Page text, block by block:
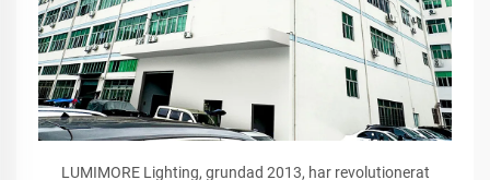
LUMIMORE Lighting, grundad 2013, har revolutionerat